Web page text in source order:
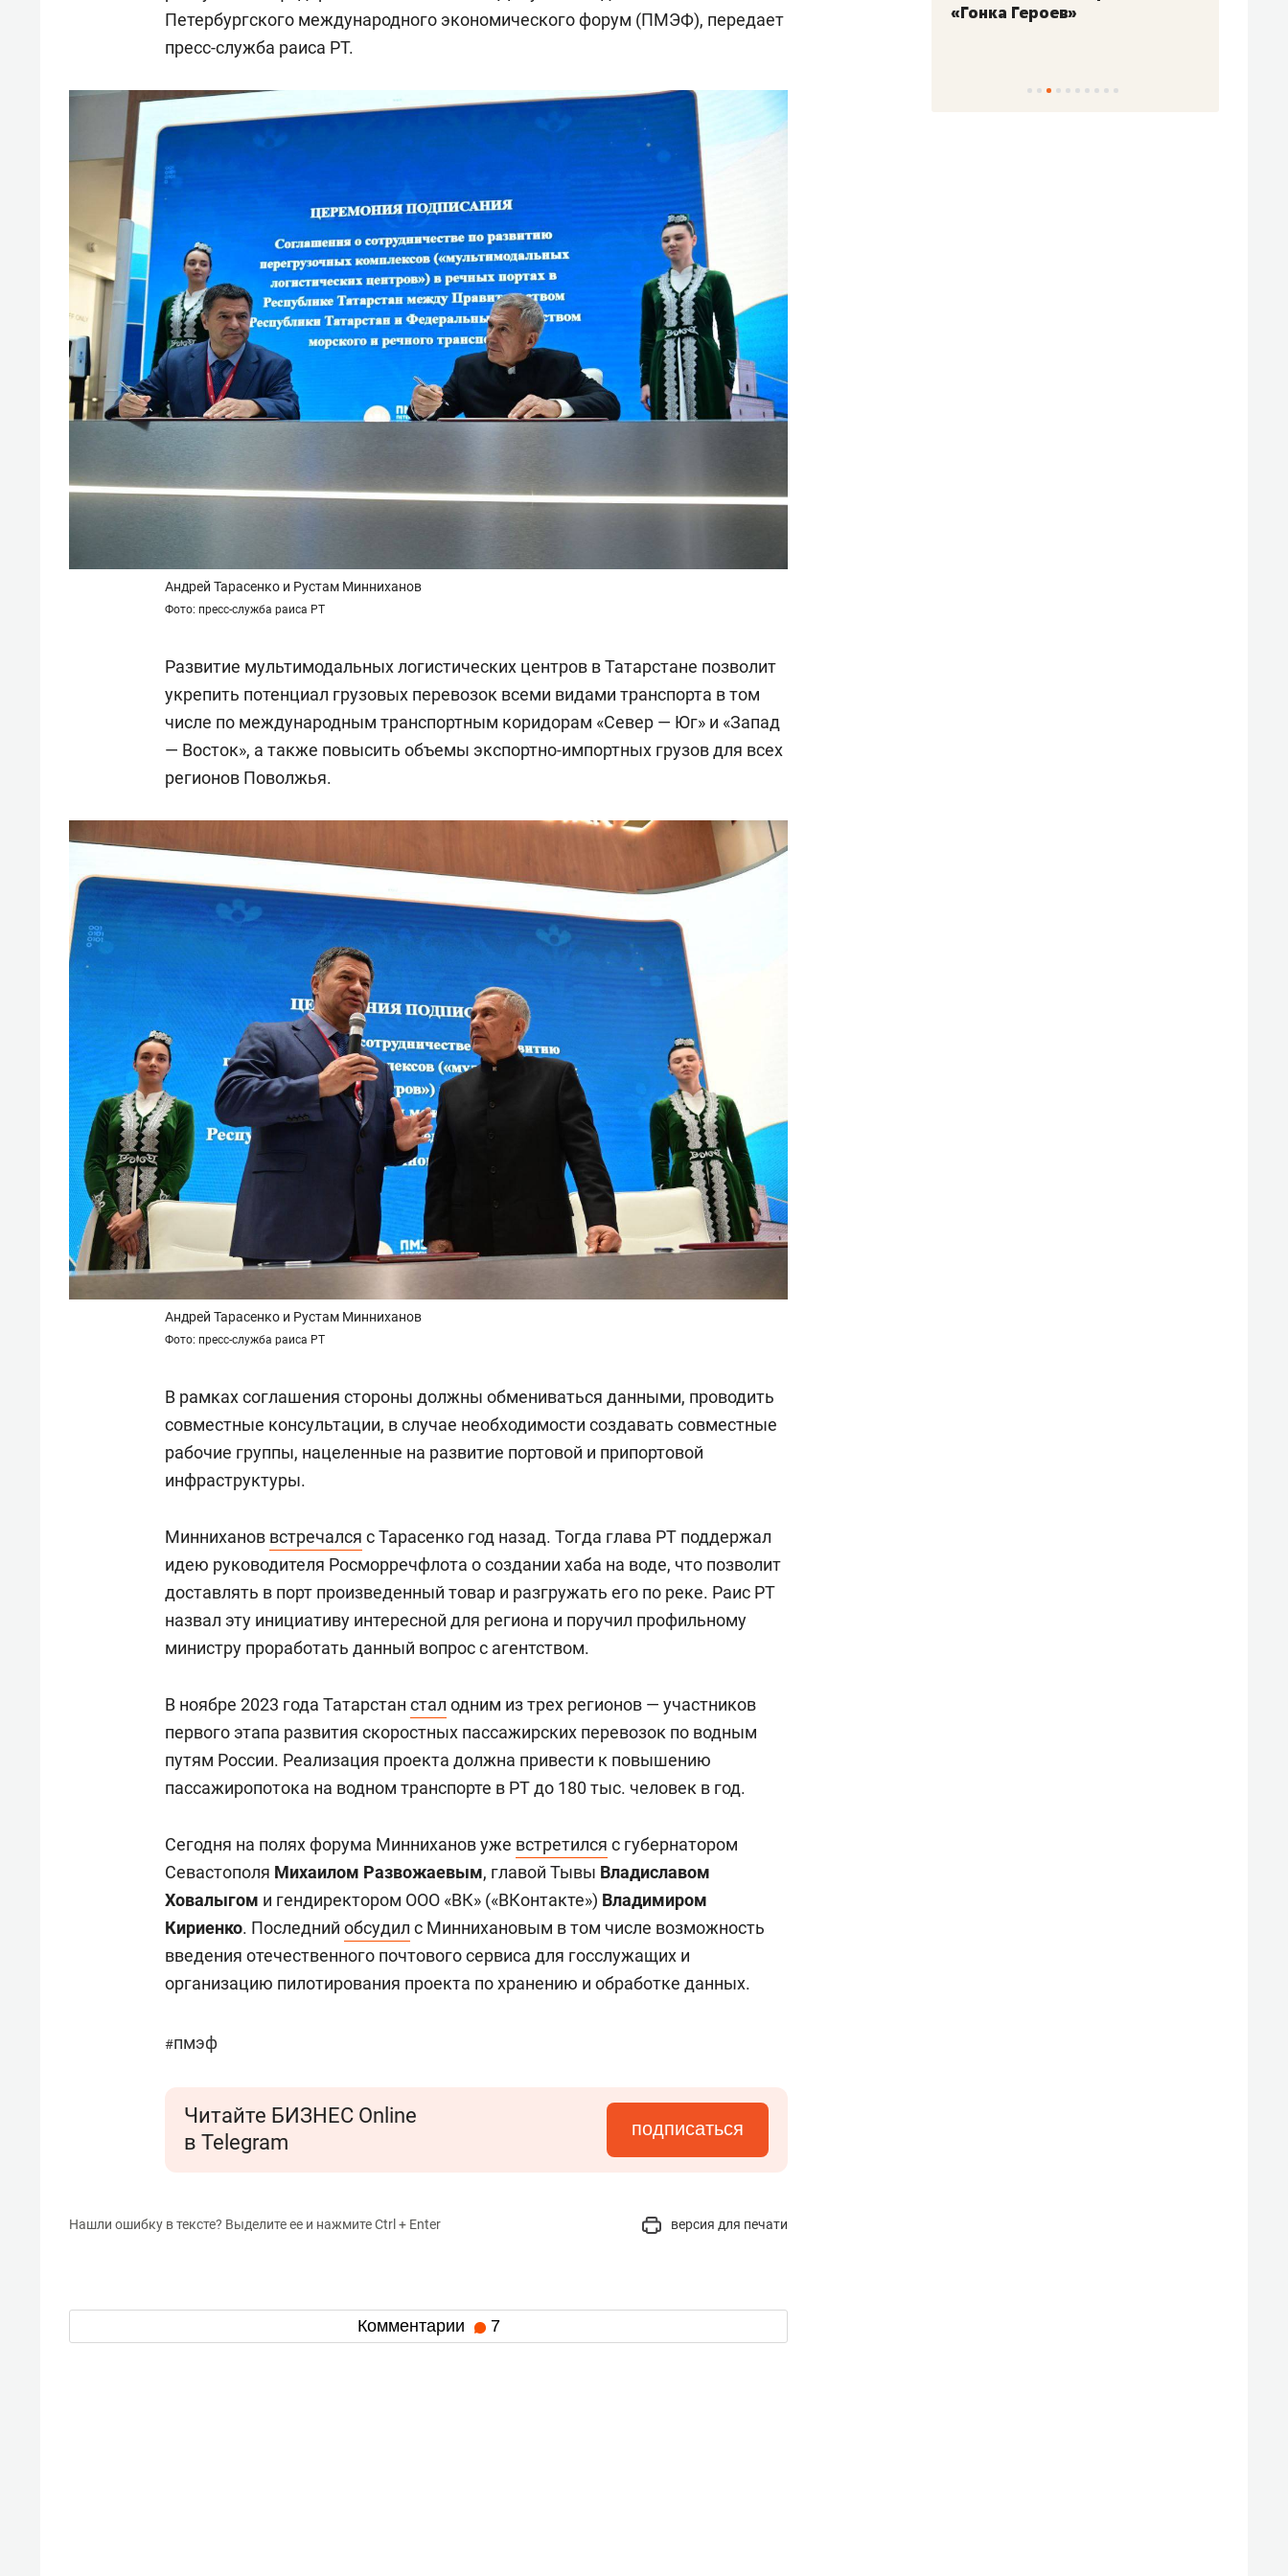
Петербургского международного экономического форум (ПМЭФ), передает
пресс-служба раиса РТ.
Андрей Тарасенко и Рустам Минниханов
Фото: пресс-служба раиса РТ
Развитие мультимодальных логистических центров в Татарстане позволит
укрепить потенциал грузовых перевозок всеми видами транспорта в том
числе по международным транспортным коридорам «Север — Юг» и «Запад
— Восток», а также повысить объемы экспортно-импортных грузов для всех
регионов Поволжья.
Андрей Тарасенко и Рустам Минниханов
Фото: пресс-служба раиса РТ
В рамках соглашения стороны должны обмениваться данными, проводить
совместные консультации, в случае необходимости создавать совместные
рабочие группы, нацеленные на развитие портовой и припортовой
инфраструктуры.
Минниханов встречался с Тарасенко год назад. Тогда глава РТ поддержал
идею руководителя Росморречфлота о создании хаба на воде, что позволит
доставлять в порт произведенный товар и разгружать его по реке. Раис РТ
назвал эту инициативу интересной для региона и поручил профильному
министру проработать данный вопрос с агентством.
В ноябре 2023 года Татарстан стал одним из трех регионов — участников
первого этапа развития скоростных пассажирских перевозок по водным
путям России. Реализация проекта должна привести к повышению
пассажиропотока на водном транспорте в РТ до 180 тыс. человек в год.
Сегодня на полях форума Минниханов уже встретился с губернатором
Севастополя Михаилом Развожаевым, главой Тывы Владиславом
Ховалыгом и гендиректором ООО «ВК» («ВКонтакте») Владимиром
Кириенко. Последний обсудил с Миннихановым в том числе возможность
введения отечественного почтового сервиса для госслужащих и
организацию пилотирования проекта по хранению и обработке данных.
#пмэф
Читайте БИЗНЕС Online
в Telegram
подписаться
Нашли ошибку в тексте? Выделите ее и нажмите Ctrl + Enter версия для печати
Комментарии 7
состоянием как основа
антихрупких команд
«Гонка Героев»